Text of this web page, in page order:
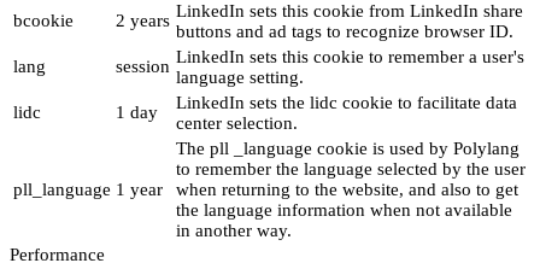
bcookie 2 years LinkedIn sets this cookie from LinkedIn share
buttons and ad tags to recognize browser ID.
lang
session LinkedIn sets this cookie to remember a user's
language setting.
lidc
1 day
LinkedIn sets the lidc cookie to facilitate data
center selection.
pll_language 1 year
The pll _language cookie is used by Polylang
to remember the language selected by the user
when returning to the website, and also to get
the language information when not available
in another way.
Performance